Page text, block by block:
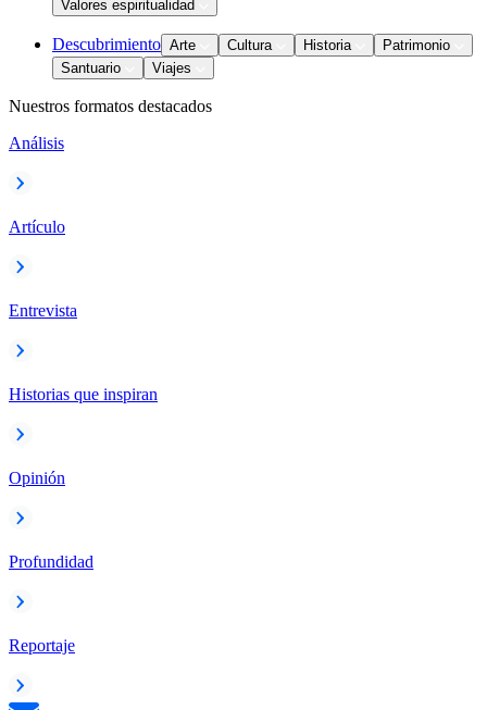
Valores espiritualidad
Descubrimiento Arte Cultura Historia
Patrimonio
Santuario
Viajes
Nuestros formatos destacados
Análisis
Artículo
Entrevista
Historias que inspiran
Opinión
Profundidad
Reportaje